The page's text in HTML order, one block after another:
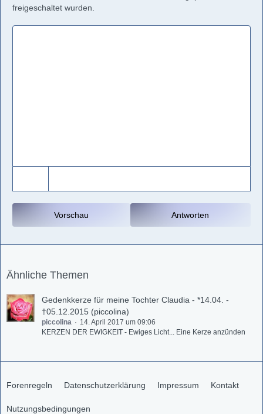
freigeschaltet wurden.
Antworten
Vorschau
Ähnliche Themen
Gedenkkerze für meine Tochter Claudia - *14.04. -
†05.12.2015 (piccolina)
piccolina
14. April 2017 um 09:06
KERZEN DER EWIGKEIT - Ewiges Licht... Eine Kerze anzünden
Forenregeln Datenschutzerklärung Impressum Kontakt
Nutzungsbedingungen